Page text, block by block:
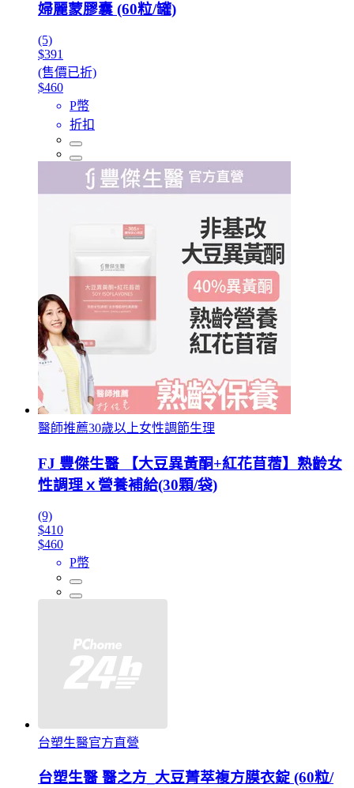
婦麗蒙膠囊 (60粒/罐)
(5)
$391
(售價已折)
$460
P幣
折扣
醫師推薦30歲以上女性調節生理
FJ 豐傑生醫 【大豆異黃酮+紅花苜蓿】熟齡女
性調理ｘ營養補給(30顆/袋)
(9)
$410
$460
P幣
台塑生醫官方直營
台塑生醫 醫之方_大豆菁萃複方膜衣錠 (60粒/